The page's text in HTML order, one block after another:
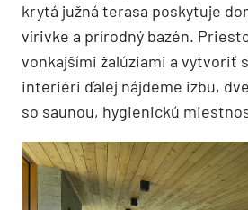
krytá južná terasa poskytuje
vírivke a prírodný bazén.
vonkajšími žalúziami a vytvoriť
interiéri ďalej nájdeme izbu,
so saunou, hygienickú